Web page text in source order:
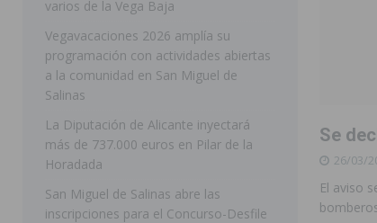
[ 05/08/2026 ]
CEIP Virgen de la Puerta
[ 05/08/2026 ] Torrevieja presenta su
los desplazamientos
ORIHUELA
Orihuela acogerá una sesión
ORIHUELA
Se
26/03/
El aviso
varios de la Vega Baja
Vegavacaciones 2026 amplía su
programación con actividades abiertas
a la comunidad en San Miguel de
Salinas
La Diputación de Alicante inyectará
más de 737.000 euros en Pilar de la
Horadada
San Miguel de Salinas abre las
inscripciones para el Concurso-Desfile